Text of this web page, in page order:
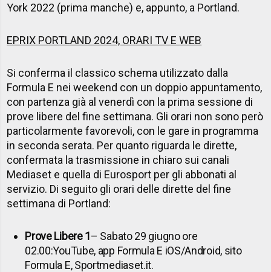
York 2022 (prima manche) e, appunto, a Portland.
EPRIX PORTLAND 2024, ORARI TV E WEB
Si conferma il classico schema utilizzato dalla
Formula E nei weekend con un doppio appuntamento,
con partenza già al venerdì con la prima sessione di
prove libere del fine settimana. Gli orari non sono però
particolarmente favorevoli, con le gare in programma
in seconda serata. Per quanto riguarda le dirette,
confermata la trasmissione in chiaro sui canali
Mediaset e quella di Eurosport per gli abbonati al
servizio. Di seguito gli orari delle dirette del fine
settimana di Portland:
Prove Libere 1– Sabato 29 giugno ore
02.00:YouTube, app Formula E iOS/Android, sito
Formula E, Sportmediaset.it.